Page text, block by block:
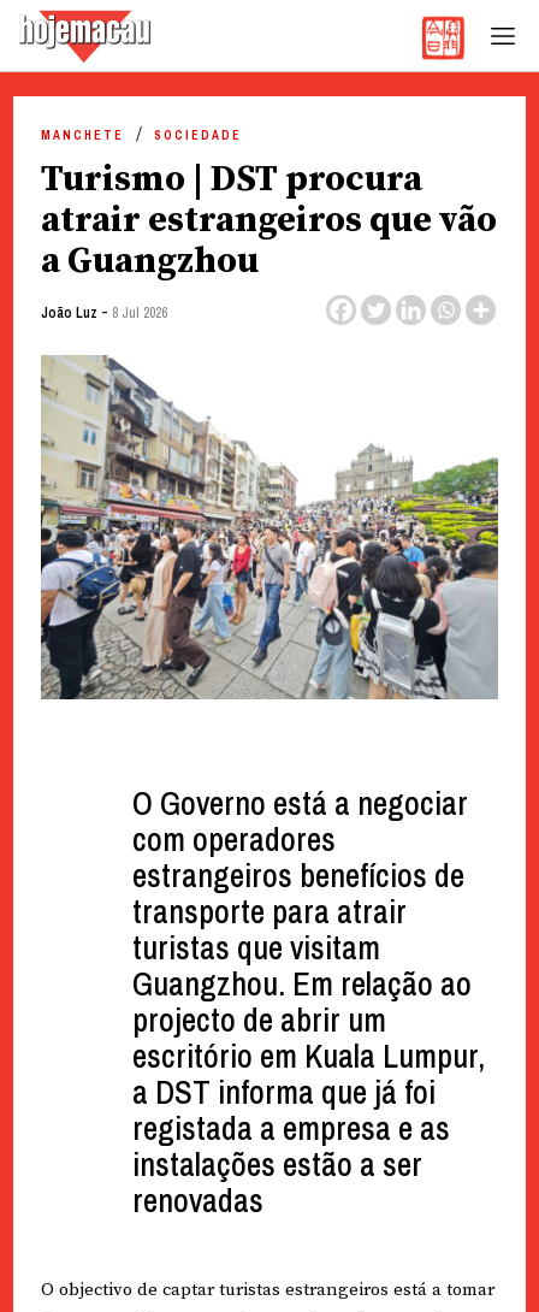
content
MANCHETE SOCIEDADE
Turismo | DST procura
atrair estrangeiros que vão
a Guangzhou
João Luz - 8 Jul 2026
O Governo está a negociar
com operadores
estrangeiros benefícios de
transporte para atrair
turistas que visitam
Guangzhou. Em relação ao
projecto de abrir um
escritório em Kuala Lumpur,
a DST informa que já foi
registada a empresa e as
instalações estão a ser
renovadas
O objectivo de captar turistas estrangeiros está a tomar